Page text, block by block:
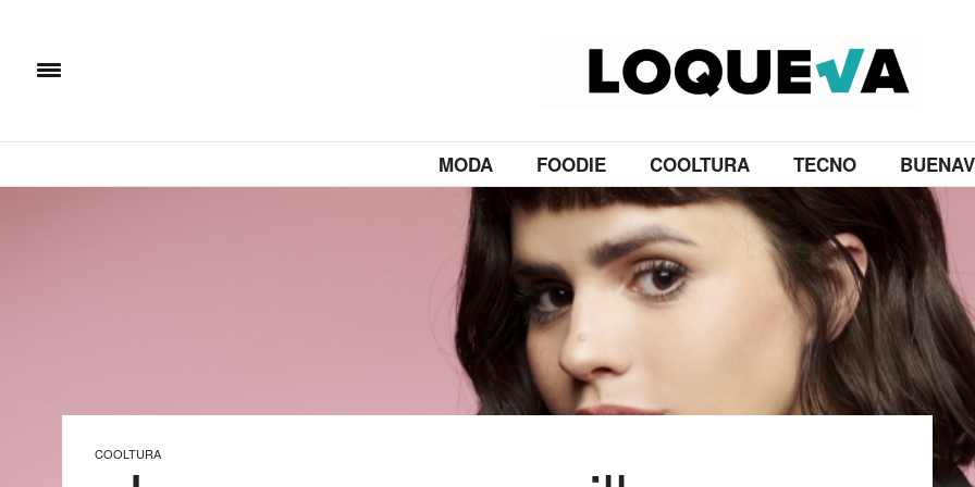
MODA FOODIE COOLTURA TECNO
COOLTURA